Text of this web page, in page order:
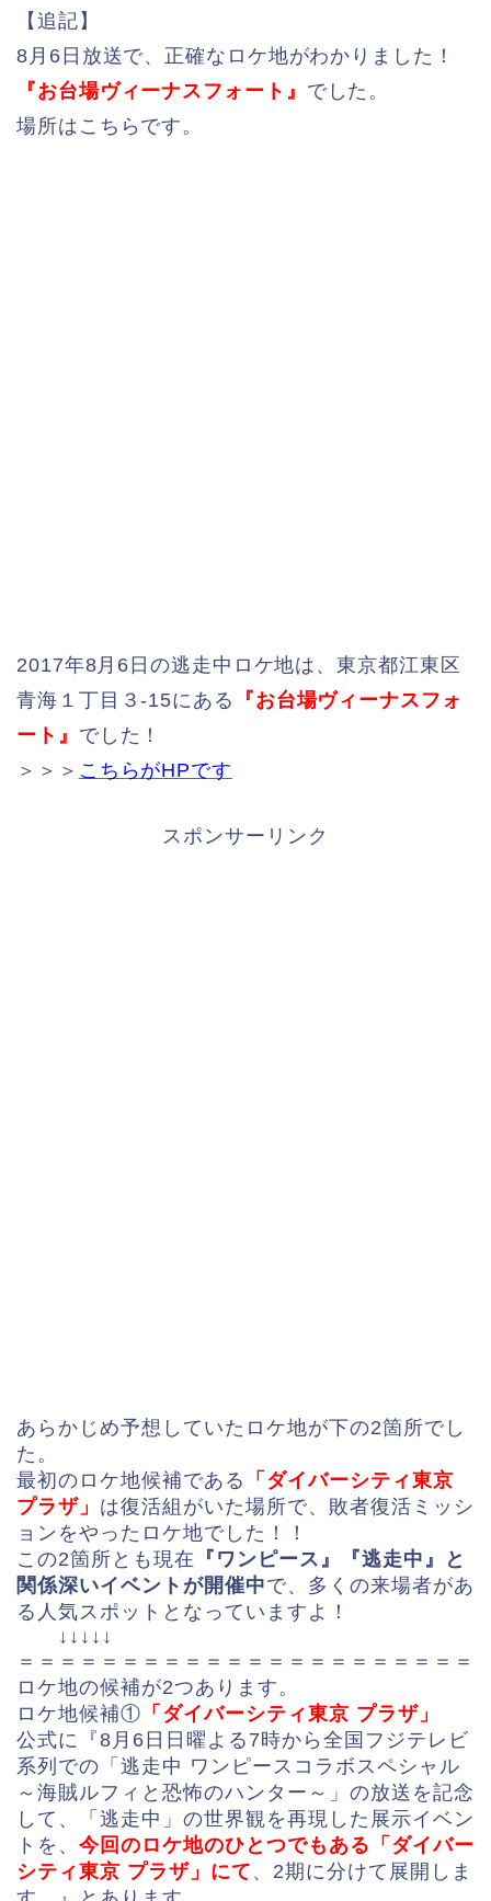
【追記】
8月6日放送で、正確なロケ地がわかりました！
『お台場ヴィーナスフォート』 でした。
場所はこちらです。
2017年8月6日の逃走中ロケ地は、東京都江東区
青海１丁目３-15にある
『お台場ヴィーナスフォ
ート』 でした！
＞＞＞ こちらがHPです
スポンサーリンク
あらかじめ予想していたロケ地が下の2箇所でし
た。
最初のロケ地候補である
「ダイバーシティ東京
プラザ」 は復活組がいた場所で、敗者復活ミッシ
ョンをやったロケ地でした！！
この2箇所とも現在 『ワンピース』『逃走中』と
関係深いイベントが開催中で、多くの来場者があ
る人気スポットとなっていますよ！
↓↓↓↓↓
＝＝＝＝＝＝＝＝＝＝＝＝＝＝＝＝＝＝＝＝＝＝
ロケ地の候補が2つあります。
ロケ地候補① 「ダイバーシティ東京 プラザ」
公式に『8月6日日曜よる7時から全国フジテレビ
系列での「逃走中 ワンピースコラボスペシャル
～海賊ルフィと恐怖のハンター～」の放送を記念
して、「逃走中」の世界観を再現した展示イベン
トを、 今回のロケ地のひとつでもある「ダイバー
シティ東京 プラザ」にて 、2期に分けて展開しま